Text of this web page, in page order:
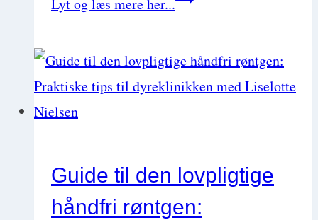
Lyt og læs mere her...
chronic
gingivostomatitis
hos
kat)
Guide til den lovpligtige
håndfri røntgen: